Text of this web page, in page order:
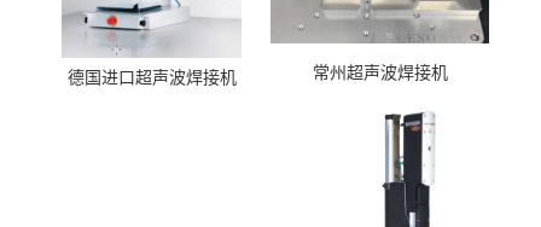
德国进口超声波焊接机 常州超声波焊接机